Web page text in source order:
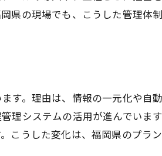
県の現場でも、こうした管理体
す。理由は、情報の一元化や自
理システムの活用が進んでいま
こうした変化は、福岡県のプラ